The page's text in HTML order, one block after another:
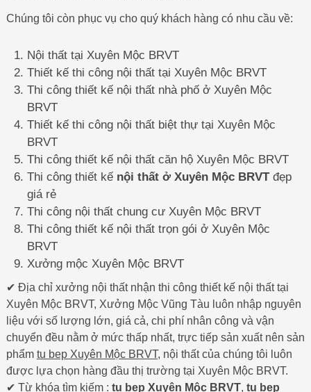
Chúng tôi còn phục vụ cho quý khách hàng có nhu cầu về:
Nội thất tại Xuyên Mộc BRVT
Thiết kế thi công nội thất tại Xuyên Mộc BRVT
Thi công thiết kế nội thất nhà phố ở Xuyên Mộc
BRVT
Thiết kế thi công nội thất biệt thự tại Xuyên Mộc
BRVT
Thi công thiết kế nội thất căn hộ Xuyên Mộc BRVT
Thi công thiết kế nội thất ở Xuyên Mộc BRVTđẹp
giá rẻ
Thi công nội thất chung cư Xuyên Mộc BRVT
Thi công thiết kế nội thất trọn gói ở Xuyên Mộc
BRVT
Xưởng mộc Xuyên Mộc BRVT
✔ Địa chỉ xưởng nội thất nhận thi công thiết kế nội thất tại
Xuyên Mộc BRVT, Xưởng Mộc Vũng Tàu luôn nhập nguyên
liệu với số lượng lớn, giá cả, chi phí nhân công và vận
chuyển đều nằm ở mức thấp nhất, trực tiếp sản xuất nên sản
phẩm tu bep Xuyên Mộc BRVT, nội thất của chúng tôi luôn
được lựa chọn hàng đầu thị trường tại Xuyên Mộc BRVT.
✔ Từ khóa tìm kiếm : tu bep Xuyên Mộc BRVT, tu bep